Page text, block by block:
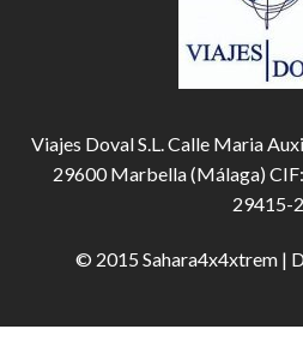
Viajes Doval S.L. Calle Maria
29600 Marbella (Málaga)
29415-2
© 2015 Sahara4x4xtrem |